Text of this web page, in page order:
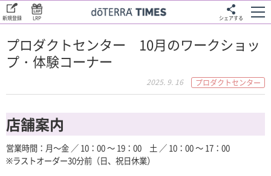
LRP
新規登録 シェアする
プロダクトセンター 10月のワークショッ
プ・体験コーナー
2025. 9. 16 プロダクトセンター
店舗案内
営業時間：月～金 ／ 10：00 ～ 19：00 土 ／ 10：00 ～ 17：00
※ラストオーダー30分前（日、祝日休業）